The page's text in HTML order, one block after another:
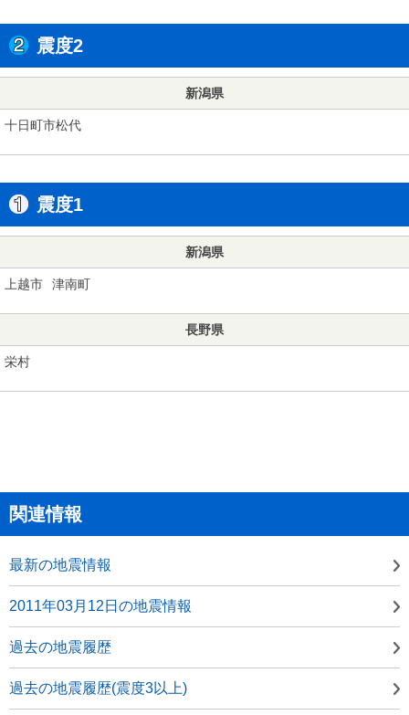
震度2
新潟県
十日町市松代
震度1
新潟県
上越市 津南町
長野県
栄村
関連情報
最新の地震情報
2011年03月12日の地震情報
過去の地震履歴
過去の地震履歴(震度3以上)